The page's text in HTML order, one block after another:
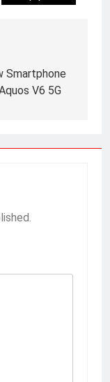
Smartphone
V6 5G